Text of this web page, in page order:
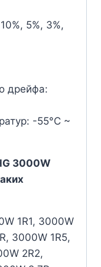
5%, 3%,
дрейфа:
-55°C ~
3000W
1R1, 3000W
3000W 1R5,
2R2,